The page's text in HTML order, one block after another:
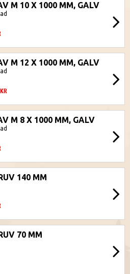
M 10 X 1000 MM, GALV
M 12 X 1000 MM, GALV
KR
M 8 X 1000 MM, GALV
140 MM
70 MM